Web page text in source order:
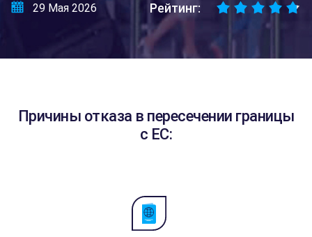
29 Мая 2026 Рейтинг:
Причины отказа в пересечении границы
с ЕС: